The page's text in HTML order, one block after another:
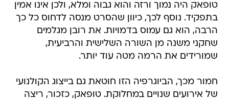
טופאק היה נמוך ורזה והוא גבוה ומלא, ולכן אינו אמין
בתפקיד. נוסף לכך, כיוון שהסרט מנסה לדחוס כל כך
הרבה, הוא גם עמוס בדמויות. את רובן מגלמים
שחקני משנה מן השורה השלישית והרביעית,
שמורידים את הרמה מטה עוד יותר.
חמור מכך, הביוגרפיה הזו חוטאת גם בייצוג הקולנועי
של אירועים שנויים במחלוקת. טופאק, כזכור, ריצה